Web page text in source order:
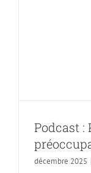
Podcast :
décembre 2025